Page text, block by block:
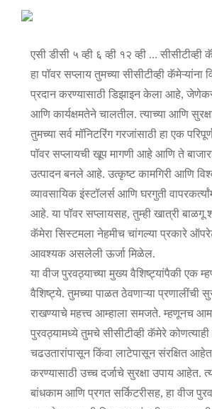
एसी डीसी ५ व्ही ६ व्ही १२ व्ही ... सीसीटीव्ही
हा पॉवर सप्लाय तुमच्या सीसीटीव्ही कॅमेऱ्यांना
प्रदान करण्यासाठी डिझाइन केला आहे,
आणि कार्यक्षमतेने चालतील. त्याच्या आणि
तुमच्या सर्व मॉनिटरिंग गरजांसाठी हा एक
पॉवर सप्लायची खूप मागणी आहे आणि ते
उत्पादन बनले आहे. उत्कृष्ट कामगिरी आणि
व्यावसायिक इंस्टॉलर्स आणि घरगुती
आहे. या पॉवर सप्लायसह, तुम्ही खात्री बाळगू
कॅमेरा सिस्टमला नेहमीच चांगल्या प्रकारे
आवश्यक असलेली ऊर्जा मिळेल.
या वीज पुरवठ्याच्या मुख्य वैशिष्ट्यांपैकी एक
वैशिष्ट्ये. तुमच्या पाळत ठेवणाऱ्या प्रणालींची
राखण्याचे महत्त्व आम्हाला समजते. म्हणूनच
पुरवठ्यामध्ये तुमचे सीसीटीव्ही कॅमेरे
चढउतारांपासून किंवा लाटेपासून संरक्षित आहेत
करण्यासाठी उच्च दर्जाचे सुरक्षा उपाय आहेत.
बांधकाम आणि प्रगत सर्किटरीसह, हा वीज